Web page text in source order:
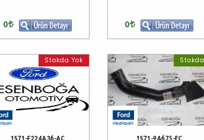
0 0
Stokda Yok Stokda